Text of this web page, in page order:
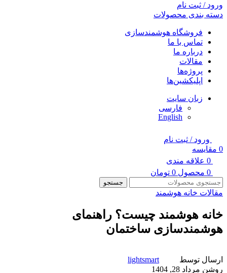
ورود / ثبت نام
دسته بندی محصولات
فروشگاه هوشمندسازی
تماس با ما
درباره ما
مقالات
پروژه‌ها
اپلیکشین‌ها
زبان سایت
فارسی
English
ورود / ثبت نام
0 مقایسه
0 علاقه مندی
0 محصول 0 تومان
جستجو
مقالات خانه هوشمند
خانه هوشمند چیست؟ راهنمای
هوشمندسازی ساختمان
ارسال توسط
lightsmart
روشن مرداد 28, 1404